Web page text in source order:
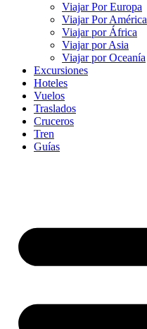
Viajar Por Europa
Viajar Por América
Viajar por África
Viajar por Asia
Viajar por Oceanía
Excursiones
Hoteles
Vuelos
Traslados
Cruceros
Tren
Guías